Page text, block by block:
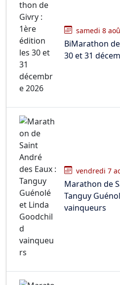
samedi 8
BiMarathon
30 et 31
vendredi 7
Marathon de
Tanguy
vainqueurs